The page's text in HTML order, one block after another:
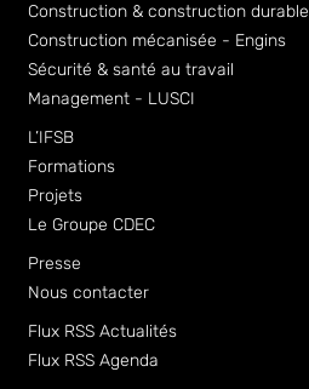
Construction & construction durable
Construction mécanisée - Engins
Sécurité & santé au travail
Management - LUSCI
L’IFSB
Formations
Projets
Le Groupe CDEC
Presse
Nous contacter
Flux RSS Actualités
Flux RSS Agenda